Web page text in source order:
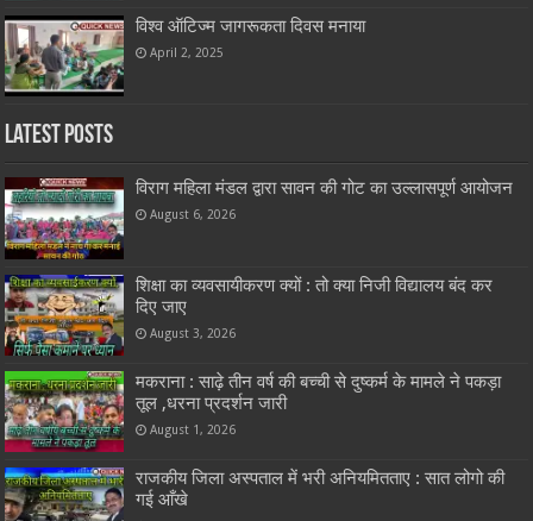
विश्व ऑटिज्म जागरूकता दिवस मनाया
April 2, 2025
Latest Posts
विराग महिला मंडल द्वारा सावन की गोट का उल्लासपूर्ण आयोजन
August 6, 2026
शिक्षा का व्यवसायीकरण क्यों : तो क्या निजी विद्यालय बंद कर
दिए जाए
August 3, 2026
मकराना : साढ़े तीन वर्ष की बच्ची से दुष्कर्म के मामले ने पकड़ा
तूल ,धरना प्रदर्शन जारी
August 1, 2026
राजकीय जिला अस्पताल में भरी अनियमितताए : सात लोगो की
गई आँखे